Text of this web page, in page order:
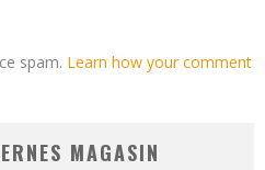
spam. Learn how your comment
MAGASIN